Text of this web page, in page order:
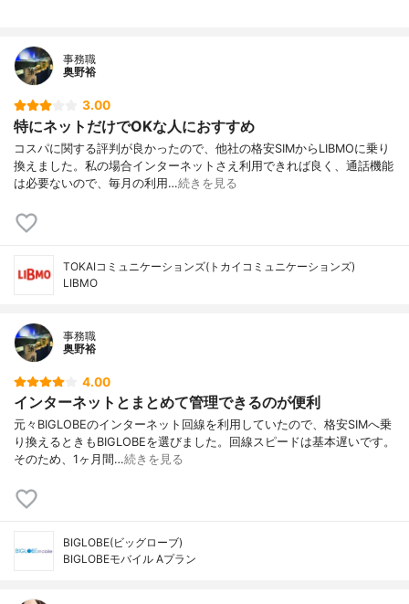
事務職
奥野裕
3.00
特にネットだけでOKな人におすすめ
コスパに関する評判が良かったので、他社の格安SIMからLIBMOに乗り
換えました。私の場合インターネットさえ利用できれば良く、通話機能
は必要ないので、毎月の利用…続きを見る
TOKAIコミュニケーションズ(トカイコミュニケーションズ)
LIBMO
事務職
奥野裕
4.00
インターネットとまとめて管理できるのが便利
元々BIGLOBEのインターネット回線を利用していたので、格安SIMへ乗
り換えるときもBIGLOBEを選びました。回線スピードは基本遅いです。
そのため、1ヶ月間…続きを見る
BIGLOBE(ビッグローブ)
BIGLOBEモバイル Aプラン